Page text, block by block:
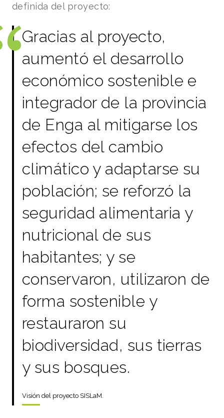
definida del proyecto:
Gracias al proyecto,
aumentó el desarrollo
económico sostenible e
integrador de la provincia
de Enga al mitigarse los
efectos del cambio
climático y adaptarse su
población; se reforzó la
seguridad alimentaria y
nutricional de sus
habitantes; y se
conservaron, utilizaron de
forma sostenible y
restauraron su
biodiversidad, sus tierras
y sus bosques.
Visión del proyecto SISLaM.